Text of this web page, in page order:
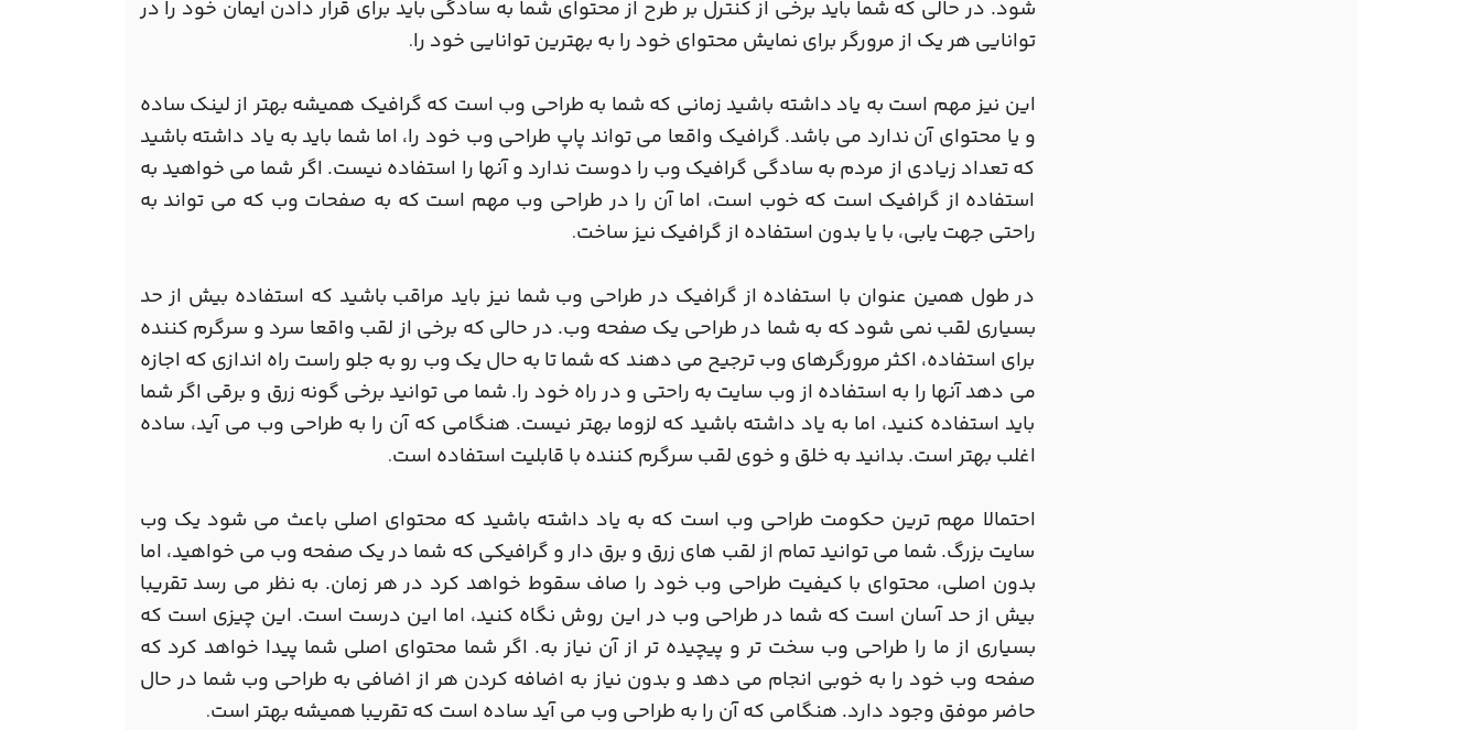
شود. در حالی که شما باید برخی از کنترل بر طرح از محتوای شما به سادگی باید برای قرار دادن ایمان خود را در
توانایی هر یک از مرورگر برای نمایش محتوای خود را به بهترین توانایی خود را.
این نیز مهم است به یاد داشته باشید زمانی که شما به طراحی وب است که گرافیک همیشه بهتر از لینک ساده
و یا محتوای آن ندارد می باشد. گرافیک واقعا می تواند پاپ طراحی وب خود را، اما شما باید به یاد داشته باشید
که تعداد زیادی از مردم به سادگی گرافیک وب را دوست ندارد و آنها را استفاده نیست. اگر شما می خواهید به
استفاده از گرافیک است که خوب است، اما آن را در طراحی وب مهم است که به صفحات وب که می تواند به
راحتی جهت یابی، با یا بدون استفاده از گرافیک نیز ساخت.
در طول همین عنوان با استفاده از گرافیک در طراحی وب شما نیز باید مراقب باشید که استفاده بیش از حد
بسیاری لقب نمی شود که به شما در طراحی یک صفحه وب. در حالی که برخی از لقب واقعا سرد و سرگرم کننده
برای استفاده، اکثر مرورگرهای وب ترجیح می دهند که شما تا به حال یک وب رو به جلو راست راه اندازی که اجازه
می دهد آنها را به استفاده از وب سایت به راحتی و در راه خود را. شما می توانید برخی گونه زرق و برقی اگر شما
باید استفاده کنید، اما به یاد داشته باشید که لزوما بهتر نیست. هنگامی که آن را به طراحی وب می آید، ساده
اغلب بهتر است. بدانید به خلق و خوی لقب سرگرم کننده با قابلیت استفاده است.
احتمالا مهم ترین حکومت طراحی وب است که به یاد داشته باشید که محتوای اصلی باعث می شود یک وب
سایت بزرگ. شما می توانید تمام از لقب های زرق و برق دار و گرافیکی که شما در یک صفحه وب می خواهید، اما
بدون اصلی، محتوای با کیفیت طراحی وب خود را صاف سقوط خواهد کرد در هر زمان. به نظر می رسد تقریبا
بیش از حد آسان است که شما در طراحی وب در این روش نگاه کنید، اما این درست است. این چیزی است که
بسیاری از ما را طراحی وب سخت تر و پیچیده تر از آن نیاز به. اگر شما محتوای اصلی شما پیدا خواهد کرد که
صفحه وب خود را به خوبی انجام می دهد و بدون نیاز به اضافه کردن هر از اضافی به طراحی وب شما در حال
حاضر موفق وجود دارد. هنگامی که آن را به طراحی وب می آید ساده است که تقریبا همیشه بهتر است.